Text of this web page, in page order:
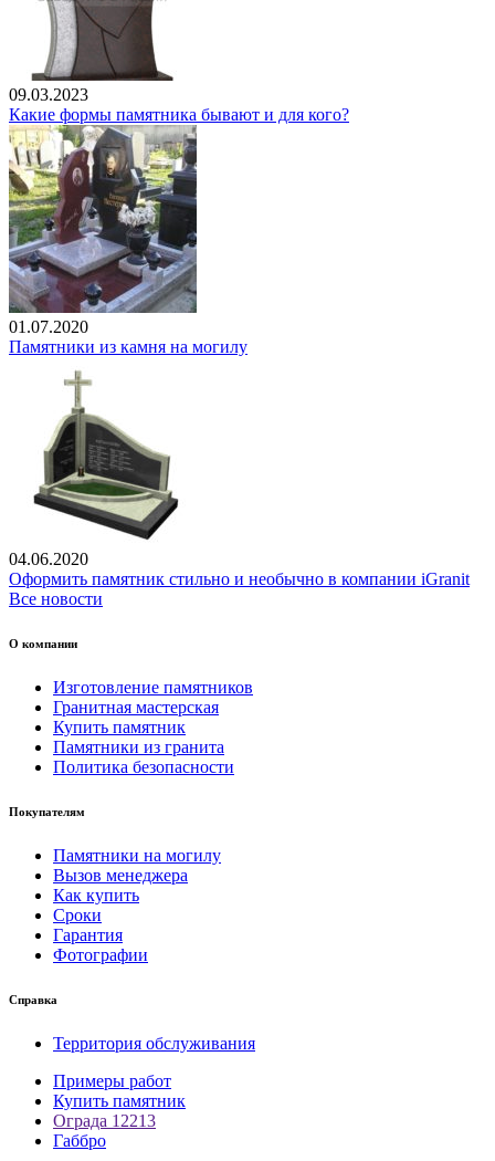
09.03.2023
Какие формы памятника бывают и для кого?
01.07.2020
Памятники из камня на могилу
04.06.2020
Оформить памятник стильно и необычно в компании iGranit
Все новости
О компании
Изготовление памятников
Гранитная мастерская
Купить памятник
Памятники из гранита
Политика безопасности
Покупателям
Памятники на могилу
Вызов менеджера
Как купить
Сроки
Гарантия
Фотографии
Справка
Территория обслуживания
Примеры работ
Купить памятник
Ограда 12213
Габбро